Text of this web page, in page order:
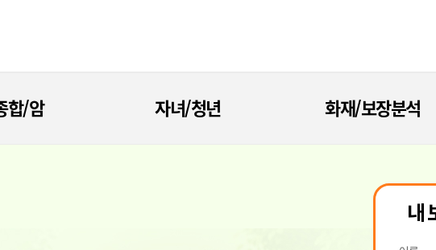
합/암 자녀/청년 화재/보장분석